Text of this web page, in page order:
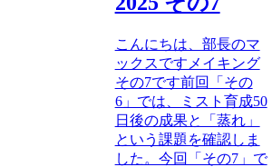
こんにちは、部長のマ
ックスですメイキング
その7です前回「その
6」では、ミスト育成50
日後の成果と「蒸れ」
という課題を確認しま
した。今回「その7」で